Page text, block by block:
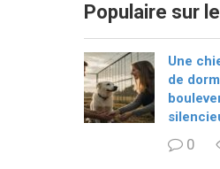
Populaire sur
Une
de
0